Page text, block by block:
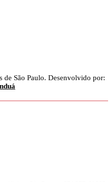
de São Paulo. Desenvolvido por: